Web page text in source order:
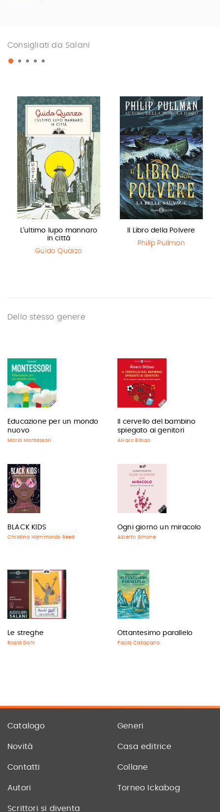
Consigliati da Salani
L'ultimo lupo mannaro
in città
Guido Quarzo
Il Libro della Polvere
Philip Pullman
Dello stesso genere
Educazione per un mondo
nuovo
Maria Montessori
Il cervello del bambino
spiegato ai genitori
Alvaro Bilbao
BLACK KIDS
Christina Hammonds Reed
Ogni giorno un miracolo
Alberto Simone
Le streghe
Roald Dahl
Ottantesimo parallelo
Paola Catapano
Catalogo Generi
Novità Casa editrice
Contatti Collane
Autori Torneo Ickabog
Scrittori si diventa